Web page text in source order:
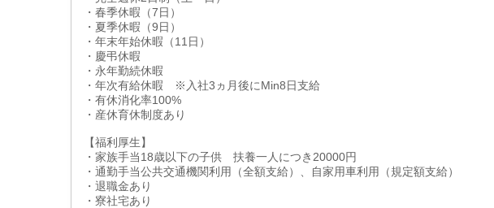
・春季休暇（7日）
・夏季休暇（9日）
・年末年始休暇（11日）
・慶弔休暇
・永年勤続休暇
・年次有給休暇 ※入社3ヵ月後にMin8日支給
・有休消化率100%
・産休育休制度あり
【福利厚生】
・家族手当18歳以下の子供 扶養一人につき20000円
・通勤手当公共交通機関利用（全額支給）、自家用車利用（規定額支給）
・退職金あり
・寮社宅あり